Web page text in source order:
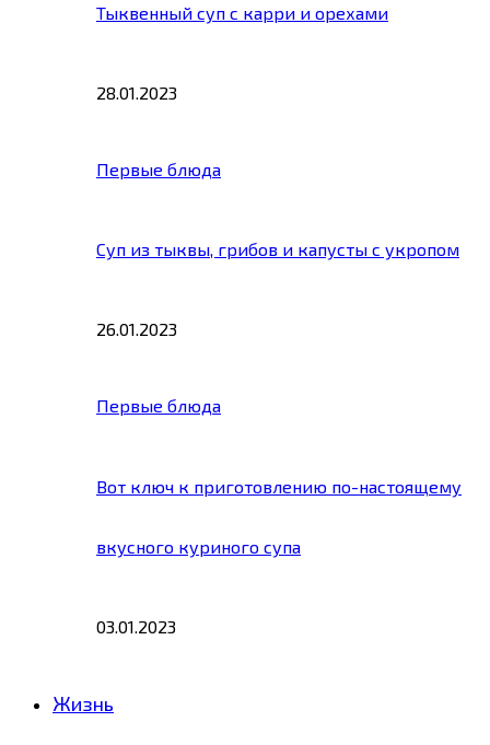
Тыквенный суп с карри и орехами
28.01.2023
Первые блюда
Суп из тыквы, грибов и капусты с укропом
26.01.2023
Первые блюда
Вот ключ к приготовлению по-настоящему
вкусного куриного супа
03.01.2023
Жизнь